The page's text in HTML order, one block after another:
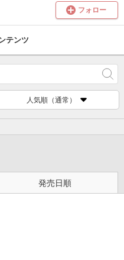
フォロー
テンツ
人気順（通常）
発売日順